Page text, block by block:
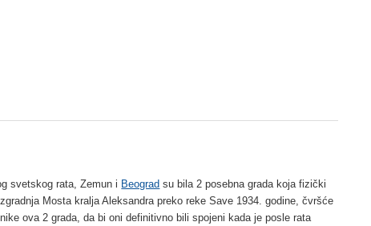
svetskog rata, Zemun i Beograd su bila 2 posebna grada koja fizički
Mosta kralja Aleksandra preko reke Save 1934. godine, čvršće
ova 2 grada, da bi oni definitivno bili spojeni kada je posle rata